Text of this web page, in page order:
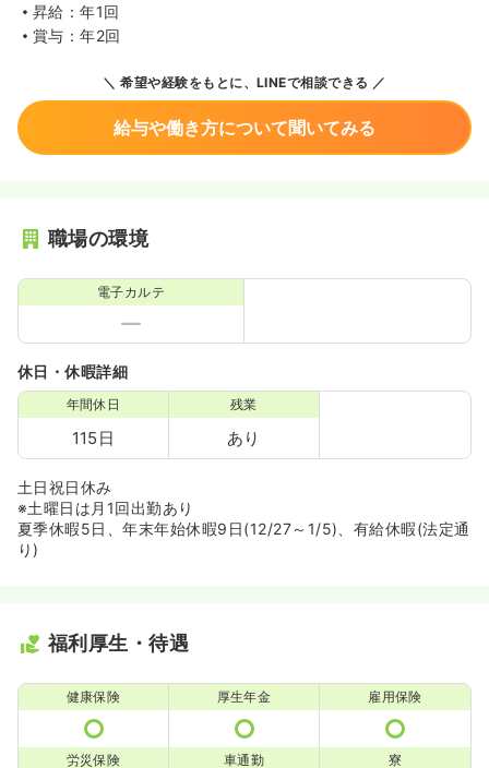
昇給：年1回
賞与：年2回
希望や経験をもとに、LINEで相談できる
給与や働き方について聞いてみる
職場の環境
電子カルテ
休日・休暇詳細
年間休日
115日
残業
あり
土日祝日休み
※土曜日は月1回出勤あり
夏季休暇5日、年末年始休暇9日(12/27～1/5)、有給休暇(法定通
り)
福利厚生・待遇
健康保険 厚生年金 雇用保険
労災保険 車通勤 寮